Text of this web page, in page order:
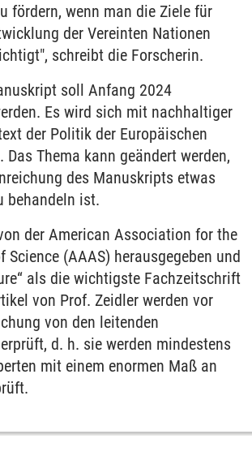
fördern, wenn man die Ziele für
der Vereinten Nationen
schreibt die Forscherin.
soll Anfang 2024
Es wird sich mit nachhaltiger
der Politik der Europäischen
Das Thema kann geändert werden,
des Manuskripts etwas
behandeln ist.
der American Association for the
Science (AAAS) herausgegeben und
als die wichtigste Fachzeitschrift
von Prof. Zeidler werden vor
von den leitenden
d. h. sie werden mindestens
mit einem enormen Maß an